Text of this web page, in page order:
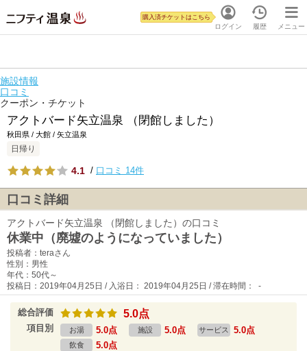
ログイン
購入済チケットはこちら
履歴 メニュー
施設情報
口コミ
クーポン・チケット
アクトバード矢立温泉 （閉館しました）
秋田県 / 大館 / 矢立温泉
日帰り
4.1 / 口コミ 14件
口コミ詳細
アクトバード矢立温泉 （閉館しました）の口コミ
休業中（廃墟のようになっていました）
投稿者：teraさん
性別：男性
年代：50代～
投稿日：2019年04月25日 / 入浴日： 2019年04月25日 / 滞在時間： -
総合評価 5.0点
項目別 お湯 5.0点 施設 5.0点 サービス 5.0点
飲食 5.0点